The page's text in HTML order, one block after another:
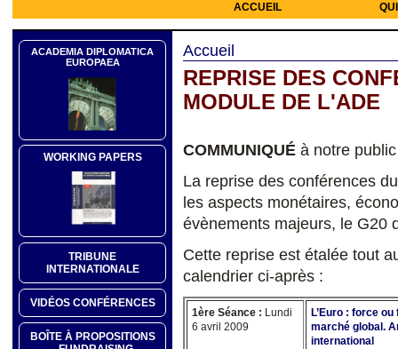
ACCUEIL
ACADEMIA DIPLOMATICA
EUROPAEA
WORKING PAPERS
TRIBUNE
INTERNATIONALE
VIDÉOS CONFÉRENCES
BOÎTE À PROPOSITIONS
Accueil
REPRISE DES
MODULE DE L'ADE
COMMUNIQUÉ à notre
La reprise des conférences
les aspects monétaires,
évènements majeurs, le G20
Cette reprise est étalée tout
calendrier ci-après :
1ère Séance : Lundi
6 avril 2009
L’Euro : force
marché global.
international